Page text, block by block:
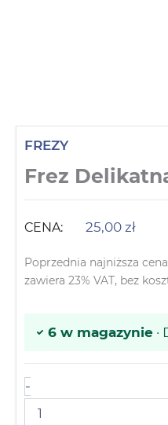
FREZY
Frez
CENA: 25,00 zł
Poprzednia najniższa
zawiera 23% VAT, bez
6 w magazynie ·
-